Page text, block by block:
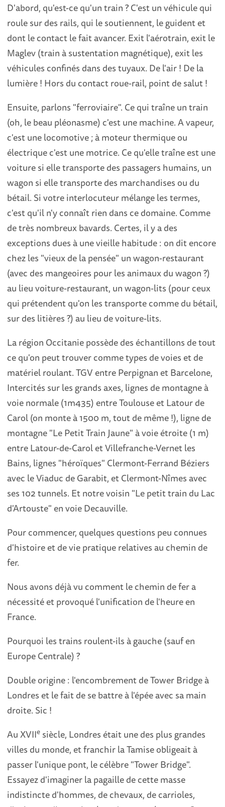
D'abord, qu'est-ce qu'un train ? C'est un véhicule qui
roule sur des rails, qui le soutiennent, le guident et
dont le contact le fait avancer. Exit l'aérotrain, exit le
Maglev (train à sustentation magnétique), exit les
véhicules confinés dans des tuyaux. De l'air ! De la
lumière ! Hors du contact roue-rail, point de salut !
Ensuite, parlons "ferroviaire". Ce qui traîne un train
(oh, le beau pléonasme) c'est une machine. A vapeur,
c'est une locomotive ; à moteur thermique ou
électrique c'est une motrice. Ce qu'elle traîne est une
voiture si elle transporte des passagers humains, un
wagon si elle transporte des marchandises ou du
bétail. Si votre interlocuteur mélange les termes,
c'est qu'il n'y connaît rien dans ce domaine. Comme
de très nombreux bavards. Certes, il y a des
exceptions dues à une vieille habitude : on dit encore
chez les "vieux de la pensée" un wagon-restaurant
(avec des mangeoires pour les animaux du wagon ?)
au lieu voiture-restaurant, un wagon-lits (pour ceux
qui prétendent qu'on les transporte comme du bétail,
sur des litières ?) au lieu de voiture-lits.
La région Occitanie possède des échantillons de tout
ce qu'on peut trouver comme types de voies et de
matériel roulant. TGV entre Perpignan et Barcelone,
Intercités sur les grands axes, lignes de montagne à
voie normale (1m435) entre Toulouse et Latour de
Carol (on monte à 1500 m, tout de même !), ligne de
montagne "Le Petit Train Jaune" à voie étroite (1 m)
entre Latour-de-Carol et Villefranche-Vernet les
Bains, lignes "héroïques" Clermont-Ferrand Béziers
avec le Viaduc de Garabit, et Clermont-Nîmes avec
ses 102 tunnels. Et notre voisin "Le petit train du Lac
d'Artouste" en voie Decauville.
Pour commencer, quelques questions peu connues
d'histoire et de vie pratique relatives au chemin de
fer.
Nous avons déjà vu comment le chemin de fer a
nécessité et provoqué l'unification de l'heure en
France.
Pourquoi les trains roulent-ils à gauche (sauf en
Europe Centrale) ?
Double origine : l'encombrement de Tower Bridge à
Londres et le fait de se battre à l'épée avec sa main
droite. Sic !
Au XVIIe siècle, Londres était une des plus grandes
villes du monde, et franchir la Tamise obligeait à
passer l'unique pont, le célèbre "Tower Bridge".
Essayez d'imaginer la pagaille de cette masse
indistincte d'hommes, de chevaux, de carrioles,